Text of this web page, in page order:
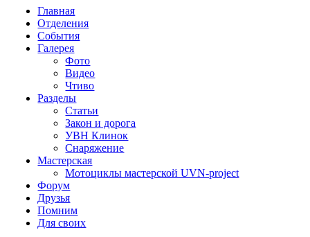
Главная
Отделения
События
Галерея
Фото
Видео
Чтиво
Разделы
Статьи
Закон и дорога
УВН Клинок
Снаряжение
Мастерская
Мотоциклы мастерской UVN-project
Форум
Друзья
Помним
Для своих